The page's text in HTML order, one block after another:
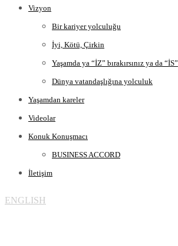
Vizyon
Bir kariyer yolculuğu
İyi, Kötü, Çirkin
Yaşamda ya “İZ” bırakırsınız ya da “İS”
Dünya vatandaşlığına yolculuk
Yaşamdan kareler
Videolar
Konuk Konuşmacı
BUSINESS ACCORD
İletişim
ENGLISH